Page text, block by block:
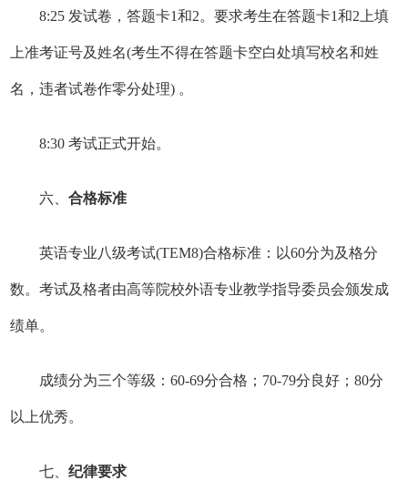
8:25 发试卷，答题卡1和2。要求考生在答题卡1和2上填
上准考证号及姓名(考生不得在答题卡空白处填写校名和姓
名，违者试卷作零分处理) 。
8:30 考试正式开始。
六、合格标准
英语专业八级考试(TEM8)合格标准：以60分为及格分
数。考试及格者由高等院校外语专业教学指导委员会颁发成
绩单。
成绩分为三个等级：60-69分合格；70-79分良好；80分
以上优秀。
七、纪律要求